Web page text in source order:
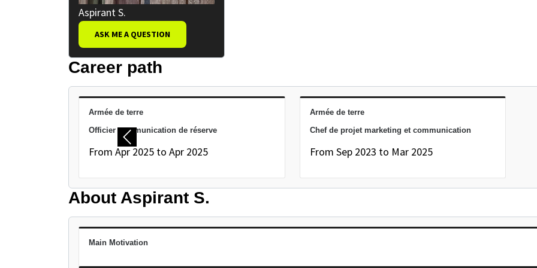
Aspirant S.
ASK ME A QUESTION
Career path
PAUSE THE PROCEEDING CAROUSEL
Armée de terre
Officier communication de réserve
From Apr 2025 to Apr 2025
Armée de terre
Chef de projet marketing et communication
From Sep 2023 to Mar 2025
Previous
About Aspirant S.
Main Motivation